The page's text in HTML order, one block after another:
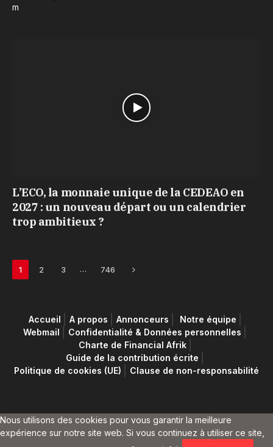
m
L’ECO, la monnaie unique de la CEDEAO en
2027 : un nouveau départ ou un calendrier
trop ambitieux ?
1 2 3 … 746 Next
Accueil A propos Annonceurs
Notre équipe
Webmail
Confidentialité & Données personnelles
Charte de Financial Afrik
Guide de la contribution écrite
Politique de cookies (UE)
Clause de non-responsabilité
Nous utilisons des cookies pour vous garantir la meilleure
expérience sur notre site web. Si vous continuez à utiliser ce site,